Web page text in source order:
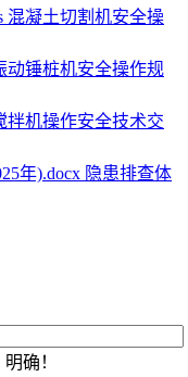
混凝土切割机安全操
动锤桩机安全操作规
拌机操作安全技术交
隐患排查体
确！